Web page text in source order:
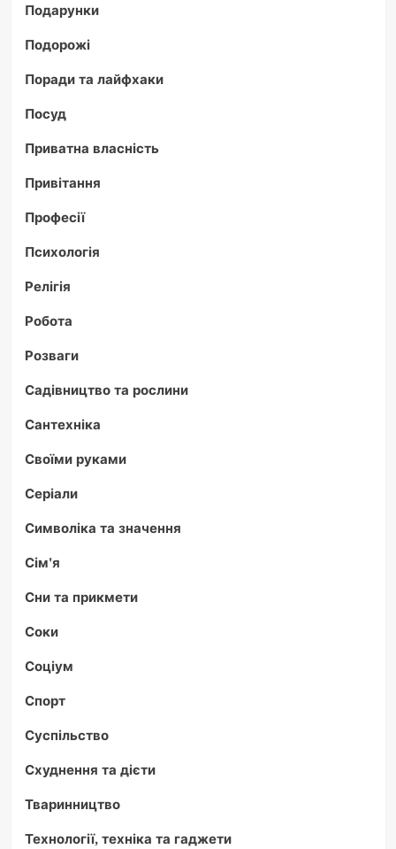
Подарунки
Подорожі
Поради та лайфхаки
Посуд
Приватна власність
Привітання
Професії
Психологія
Релігія
Робота
Розваги
Садівництво та рослини
Сантехніка
Своїми руками
Серіали
Символіка та значення
Сім'я
Сни та прикмети
Соки
Соціум
Спорт
Суспільство
Схуднення та дієти
Тваринництво
Технології, техніка та гаджети